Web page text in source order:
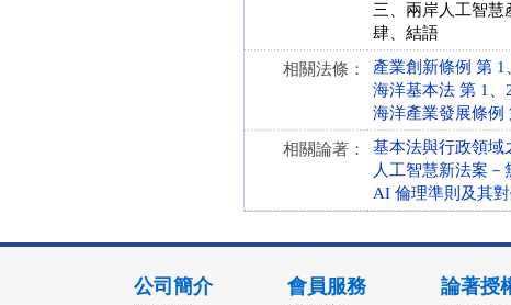
三、兩岸人工智慧
肆、結語
相關法條：
產業創新條例 第 1
海洋基本法 第 1、
海洋產業發展條例
相關論著：
基本法與行政領域
人工智慧新法案－
AI 倫理準則及其
公司簡介 會員服務 論著授